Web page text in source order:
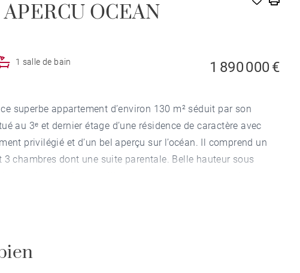
OCEAN
1 salle de bain 1 890 000 €
superbe appartement d’environ 130 m² séduit par son
au 3ᵉ et dernier étage d’une résidence de caractère avec
privilégié et d’un bel aperçu sur l’océan. Il comprend un
chambres dont une suite parentale. Belle hauteur sous